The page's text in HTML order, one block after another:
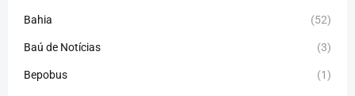
Bahia (52)
Baú de Notícias (3)
Bepobus (1)